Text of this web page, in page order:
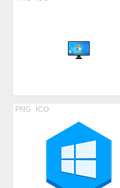
PNG ICO